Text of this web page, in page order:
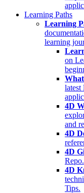
Learning Paths
Learning
learning
on
latest
4D
and
4D
4D
Repo.
4D
Tips.